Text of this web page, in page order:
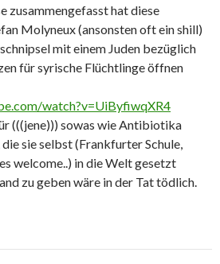
zusammengefasst hat diese
Molyneux (ansonsten oft ein shill)
mit einem Juden bezüglich
für syrische Flüchtlinge öffnen
watch?v=UiByfiwqXR4
(((jene))) sowas wie Antibiotika
sie selbst (Frankfurter Schule,
welcome..) in die Welt gesetzt
zu geben wäre in der Tat tödlich.